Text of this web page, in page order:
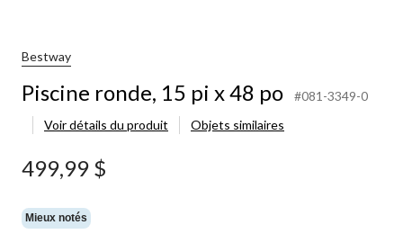
Bestway
Piscine ronde, 15 pi x 48 po
#081-3349-0
Voir détails du produit
Objets similaires
499,99 $
Mieux notés